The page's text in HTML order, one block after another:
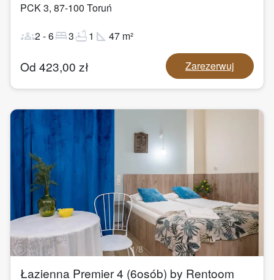
PCK 3, 87-100 Toruń
groups2-6bed3bathtub1 square_foot 47 m²
Od 423,00 zł Zarezerwuj
1/8
Łazienna Premier 4 (6osób) by Rentoom